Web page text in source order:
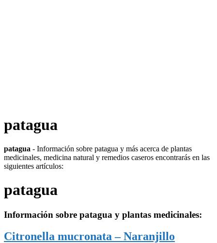
patagua
patagua - Información sobre patagua y más acerca de plantas
medicinales, medicina natural y remedios caseros encontrarás en las
siguientes artículos:
patagua
Información sobre patagua y plantas medicinales:
Citronella mucronata – Naranjillo